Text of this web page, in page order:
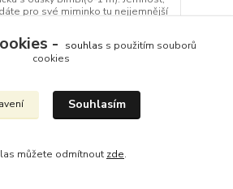
pro své miminko tu nejjemnější
kombinuje maximální pohodlí s
Díky unikátní směsi
bude h...
Skladem 2 ks
Přidat do košíku
- souhlas s použitím souborů
cookies
Souhlasím
můžete odmítnout zde.